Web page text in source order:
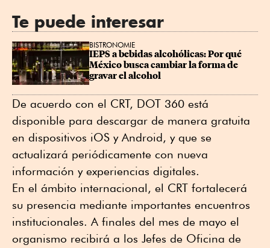
Te puede interesar
BISTRONOMIE
IEPS a bebidas alcohólicas: Por qué
México busca cambiar la forma de
gravar el alcohol
De acuerdo con el CRT, DOT 360 está
disponible para descargar de manera gratuita
en dispositivos iOS y Android, y que se
actualizará periódicamente con nueva
información y experiencias digitales.
En el ámbito internacional, el CRT fortalecerá
su presencia mediante importantes encuentros
institucionales. A finales del mes de mayo el
organismo recibirá a los Jefes de Oficina de